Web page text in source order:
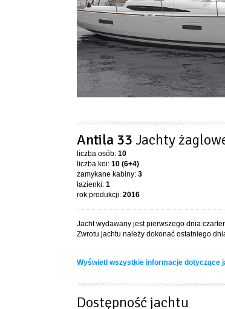
Antila 33 Jachty
liczba osób: 10
liczba koi: 10 (6+4)
zamykane kabiny: 3
łazienki: 1
rok produkcji: 2016
Jacht wydawany jest pierwszego dnia
Zwrotu jachtu należy dokonać ostatniego
Wyświetl wszystkie informacje dotyczące
Dostępność jachtu